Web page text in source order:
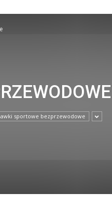
sportowe bezprzewodowe